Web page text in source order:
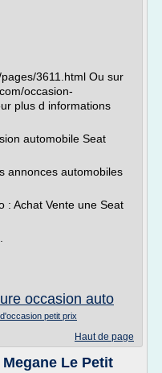
3611.html Ou sur
occasion-
plus d informations
automobile Seat
annonces automobiles
: Achat Vente une Seat
occasion auto
petit prix
Haut de page
Le Petit